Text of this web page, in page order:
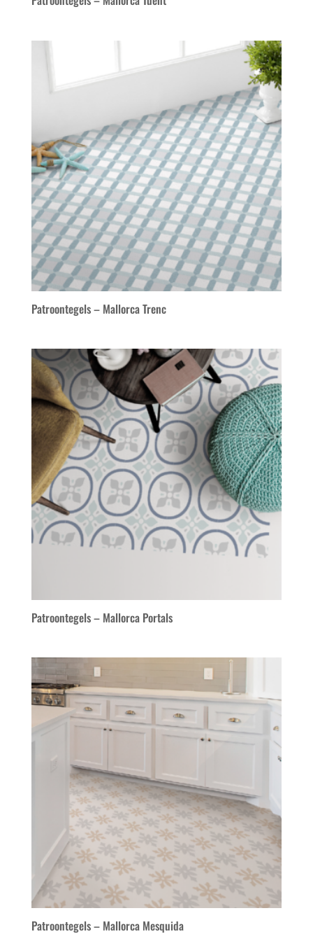
Patroontegels – Mallorca Trenc
Patroontegels – Mallorca Portals
Patroontegels – Mallorca Mesquida